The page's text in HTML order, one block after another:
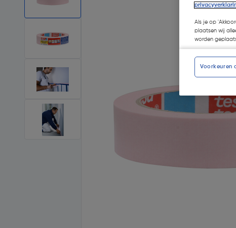
Als je op
plaatsen wij
worden
Voorkeuren